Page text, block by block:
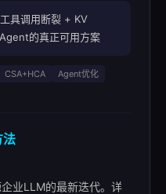
具调用断裂 + KV
的真正可用方案
CSA+HCA
Agent优化
业LLM的最新迭代。详